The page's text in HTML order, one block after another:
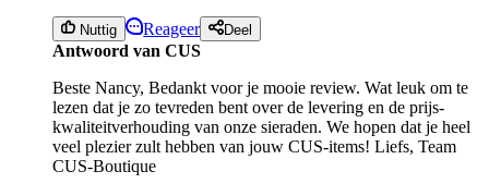
Nuttig Reageer Deel
Antwoord van CUS
Beste Nancy, Bedankt voor je mooie review. Wat leuk om te
lezen dat je zo tevreden bent over de levering en de prijs-
kwaliteitverhouding van onze sieraden. We hopen dat je heel
veel plezier zult hebben van jouw CUS-items! Liefs, Team
CUS-Boutique